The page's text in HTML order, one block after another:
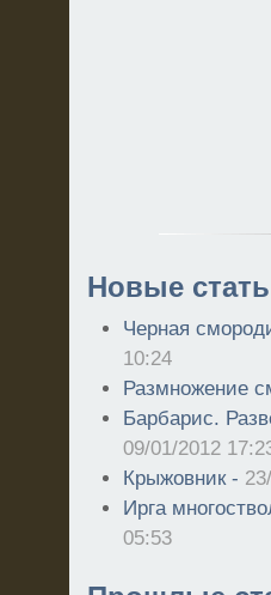
Новые
Черная
10:24
Размножение
Барбарис.
09/01/2012
Крыжовник -
Ирга
05:53